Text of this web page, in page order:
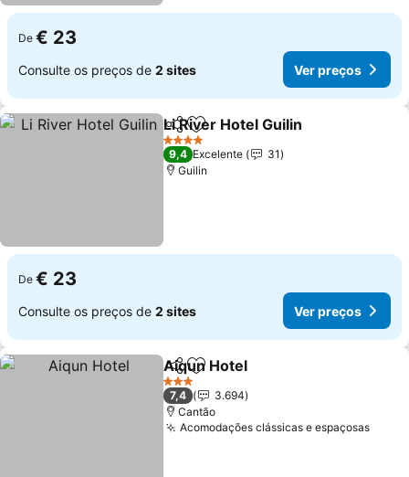
De € 23
Consulte os preços de 2 sites Ver preços
PartilharAdicionar aos favoritos
Li River Hotel Guilin
4 Estrelas
9,4 Excelente
31
Guilin
De € 23
Consulte os preços de 2 sites Ver preços
PartilharAdicionar aos favoritos
Aiqun Hotel
3 Estrelas
7,4
3.694
Cantão
Acomodações clássicas e espaçosas